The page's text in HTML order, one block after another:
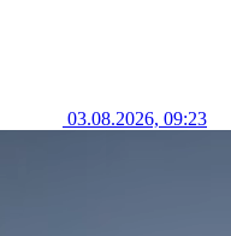
03.08.2026, 09:23